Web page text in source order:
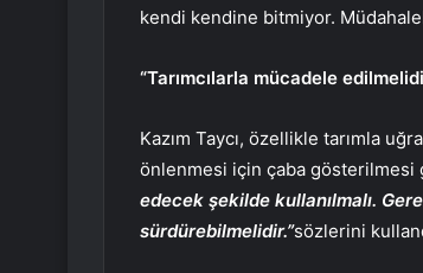
kendi kendine bitmiyor.
“Tarımcılarla mücadele
Kazım Taycı, özellikle tarımla
önlenmesi için çaba gösterilmesi
edecek şekilde kullanılmalı.
sürdürebilmelidir.”sözlerini